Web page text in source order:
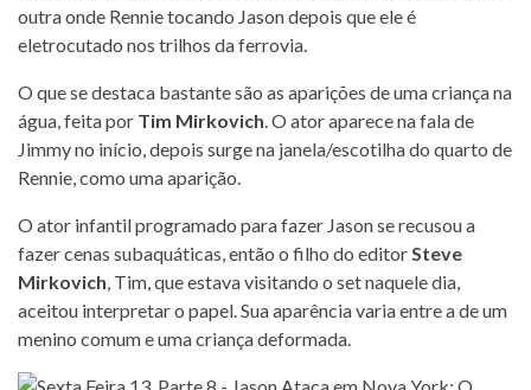
outra onde Rennie tocando Jason depois que ele é
eletrocutado nos trilhos da ferrovia.
O que se destaca bastante são as aparições de uma criança na
água, feita por Tim Mirkovich. O ator aparece na fala de
Jimmy no início, depois surge na janela/escotilha do quarto de
Rennie, como uma aparição.
O ator infantil programado para fazer Jason se recusou a
fazer cenas subaquáticas, então o filho do editorSteve
Mirkovich, Tim, que estava visitando o set naquele dia,
aceitou interpretar o papel. Sua aparência varia entre a de um
menino comum e uma criança deformada.